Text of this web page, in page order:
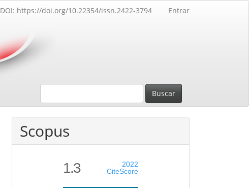
DOI: https://doi.org/10.22354/issn.2422-3794 Entrar
Buscar
Scopus
1.3
2022
CiteScore